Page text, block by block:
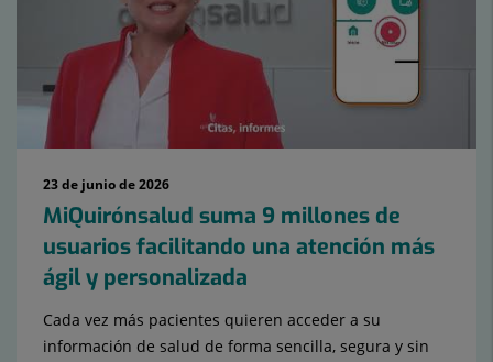
23 de junio de 2026
MiQuirónsalud suma 9 millones de
usuarios facilitando una atención más
ágil y personalizada
Cada vez más pacientes quieren acceder a su
información de salud de forma sencilla, segura y sin